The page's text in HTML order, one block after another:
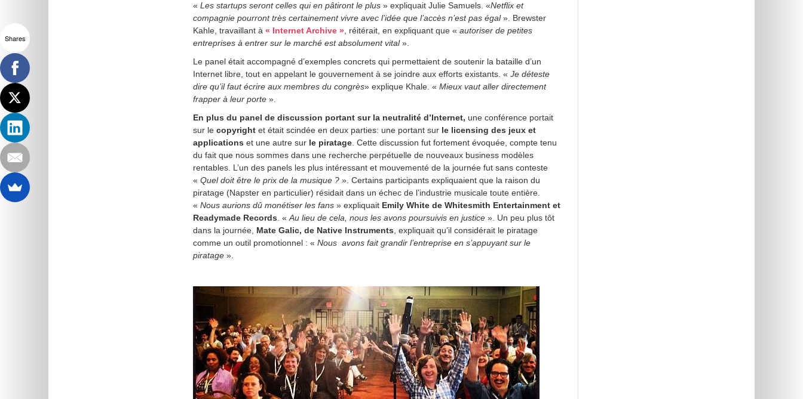
«Les startups seront celles qui en pâtiront le plus » expliquait Julie Samuels. «Netflix et
compagnie pourront très certainement vivre avec l’idée que l’accès n’est pas égal». Brewster
Kahle, travaillant à « Internet Archive », réitérait, en expliquant que « autoriser de petites
entreprises à entrer sur le marché est absolument vital».
Le panel était accompagné d’exemples concrets qui permettaient de soutenir la bataille d’un
Internet libre, tout en appelant le gouvernement à se joindre aux efforts existants. « Je déteste
dire qu’il faut écrire aux membres du congrès» explique Khale. «Mieux vaut aller directement
frapper à leur porte ».
En plus du panel de discussion portant sur la neutralité d’Internet, une conférence portait
sur lecopyrightet était scindée en deux parties: une portant sur le licensing des jeux et
applications et une autre sur le piratage. Cette discussion fut fortement évoquée, compte tenu
du fait que nous sommes dans une recherche perpétuelle de nouveaux business modèles
rentables. L’un des panels les plus intéressant et mouvementé de la journée fut sans conteste
«Quel doit être le prix de la musique ? ». Certains participants expliquaient que la raison du
piratage (Napster en particulier) résidait dans un échec de l’industrie musicale toute entière.
« Nous aurions dû monétiser les fans» expliquait Emily White de Whitesmith Entertainment et
Readymade Records. «Au lieu de cela, nous les avons poursuivis en justice ». Un peu plus tôt
dans la journée, Mate Galic, de Native Instruments, expliquait qu’il considérait le piratage
comme un outil promotionnel : « Nous avons fait grandir l’entreprise en s’appuyant sur le
piratage ».
Shares